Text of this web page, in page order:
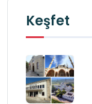
Keşfet